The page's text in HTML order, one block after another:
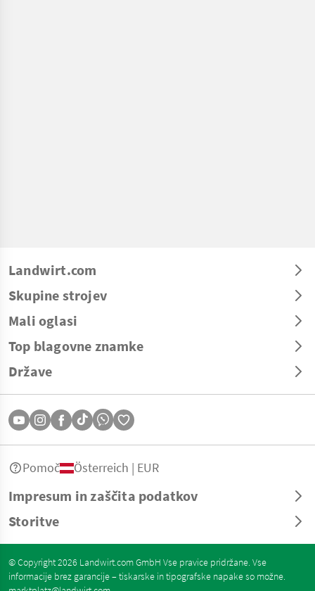
Landwirt.com
Skupine strojev
Mali oglasi
Top blagovne znamke
Države
Impresum in zaščita podatkov
Storitve
Pomoč Österreich | EUR
© Copyright 2026 Landwirt.com GmbH Vse pravice pridržane. Vse
informacije brez garancije – tiskarske in tipografske napake so možne.